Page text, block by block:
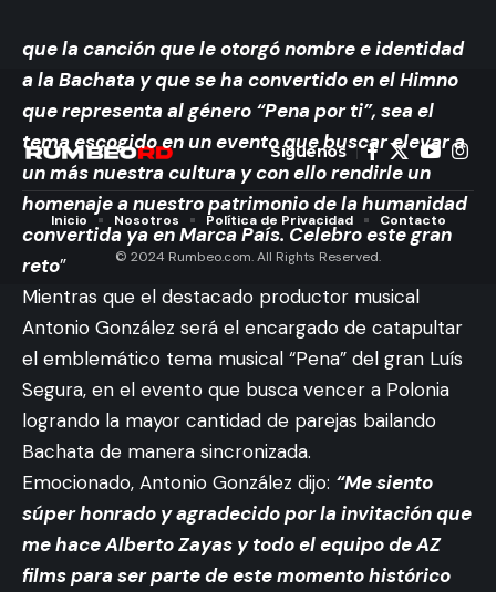
que la canción que le otorgó nombre e identidad
a la Bachata y que se ha convertido en el Himno
que representa al género “Pena por ti”, sea el
tema escogido en un evento que buscar elevar a
un más nuestra cultura y con ello rendirle un
homenaje a nuestro patrimonio de la humanidad
convertida ya en Marca País. Celebro este gran
reto”
Mientras que el destacado productor musical
Antonio González será el encargado de catapultar
el emblemático tema musical “Pena” del gran Luís
Segura, en el evento que busca vencer a Polonia
logrando la mayor cantidad de parejas bailando
Bachata de manera sincronizada.
Emocionado, Antonio González dijo: “Me siento
súper honrado y agradecido por la invitación que
me hace Alberto Zayas y todo el equipo de AZ
films para ser parte de este momento histórico
Síguenos
© 2024 Rumbeo.com. All Rights Reserved.
Inicio Nosotros Política de Privacidad Contacto